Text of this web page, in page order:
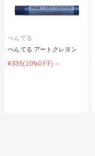
ぺんてる
ぺんてる アートクレヨン
¥335(20%OFF)～